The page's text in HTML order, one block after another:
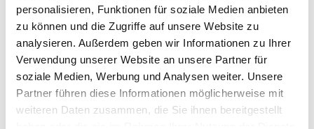
personalisieren, Funktionen für soziale Medien anbieten
zu können und die Zugriffe auf unsere Website zu
analysieren. Außerdem geben wir Informationen zu Ihrer
Verwendung unserer Website an unsere Partner für
soziale Medien, Werbung und Analysen weiter. Unsere
Partner führen diese Informationen möglicherweise mit
weiteren Daten zusammen, die Sie ihnen bereitgestellt
der Region und lernten im Rahmen von
Projektbesuchen von den Wirkungen und
Ergebnissen ausgewählter Vorhaben in Costa Rica.
Das Vorhaben koordiniert zudem eine
Themencommunity zur Verbreitung von Lösungen
zur Minderung von Treibhausgasemissionen auf
der Wissensplattform PANORAMA Solutions.